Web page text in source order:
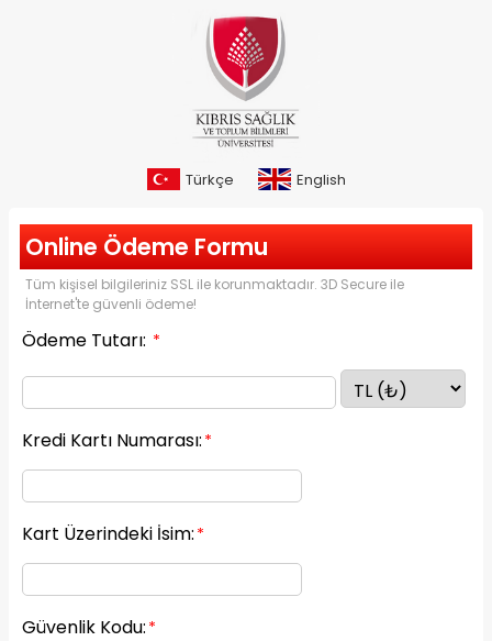
Türkçe English
Online Ödeme Formu
Tüm kişisel bilgileriniz SSL ile korunmaktadır. 3D Secure ile
İnternet'te güvenli ödeme!
Ödeme Tutarı: *
Kredi Kartı Numarası: *
Kart Üzerindeki İsim: *
Güvenlik Kodu: *